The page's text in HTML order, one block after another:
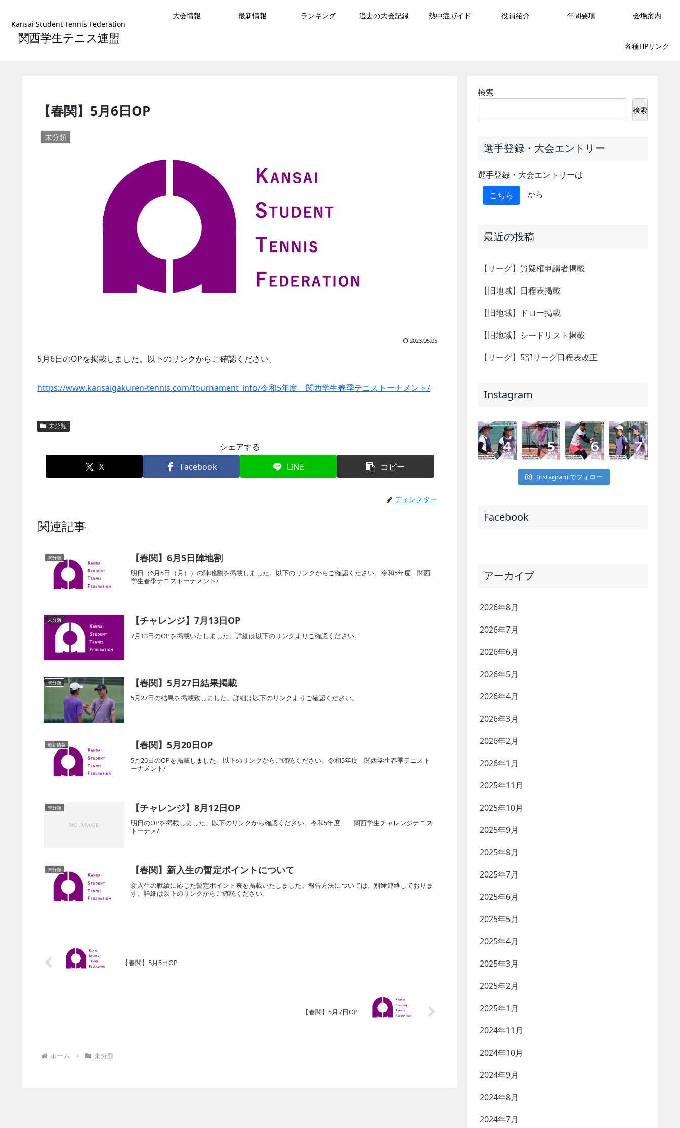
Kansai Student Tennis Federation
関西学生テニス連盟
大会情報 最新情報 ランキング 過去の大会記録 熱中症ガイド 役員紹介 年間要項 会場案内
各種HPリンク
【春関】5月6日OP
未分類
2023.05.05
5月6日のOPを掲載しました。以下のリンクからご確認ください。
https://www.kansaigakuren-tennis.com/tournament_info/令和5年度 関西学生春季テニストーナメント/
未分類
シェアする
X
Facebook LINE コピー
ディレクター
関連記事
未分類 【春関】6月5日陣地割
明日（6月5日（月））の陣地割を掲載しました。以下のリンクからご確認ください。令和5年度 関西
学生春季テニストーナメント/
未分類 【チャレンジ】7月13日OP
7月13日のOPを掲載いたしました。詳細は以下のリンクよりご確認ください。
未分類 【春関】5月27日結果掲載
5月27日の結果を掲載致しました。詳細は以下のリンクよりご確認ください。
最新情報 【春関】5月20日OP
5月20日のOPを掲載しました。以下のリンクからご確認ください。令和5年度 関西学生春季テニスト
ーナメント/
未分類 【チャレンジ】8月12日OP
明日のOPを掲載しました。以下のリンクから確認ください。令和5年度 関西学生チャレンジテニス
トーナメ/
未分類 【春関】新入生の暫定ポイントについて
新入生の戦績に応じた暫定ポイント表を掲載いたしました。報告方法については、別途連絡しておりま
す。詳細は以下のリンクからご確認ください。
【春関】5月5日OP
【春関】5月7日OP
ホーム 未分類
検索
検索
選手登録・大会エントリー
選手登録・大会エントリーは
こちら
から
最近の投稿
【リーグ】質疑権申請者掲載
【旧地域】日程表掲載
【旧地域】ドロー掲載
【旧地域】シードリスト掲載
【リーグ】5部リーグ日程表改正
Instagram
Instagram でフォロー
Facebook
アーカイブ
2026年8月
2026年7月
2026年6月
2026年5月
2026年4月
2026年3月
2026年2月
2026年1月
2025年11月
2025年10月
2025年9月
2025年8月
2025年7月
2025年6月
2025年5月
2025年4月
2025年3月
2025年2月
2025年1月
2024年11月
2024年10月
2024年9月
2024年8月
2024年7月